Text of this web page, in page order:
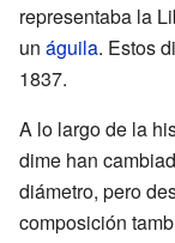
representaba la
un águila. Estos
1837.
A lo largo de la
dime han
diámetro, pero
composición